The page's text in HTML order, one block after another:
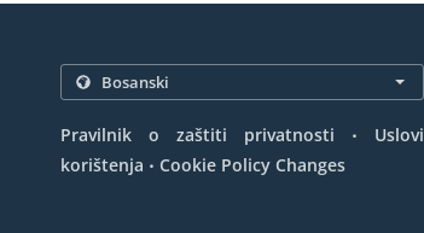
Pravilnik o zaštiti privatnosti .
Uslovi
korištenja . Cookie Policy Changes